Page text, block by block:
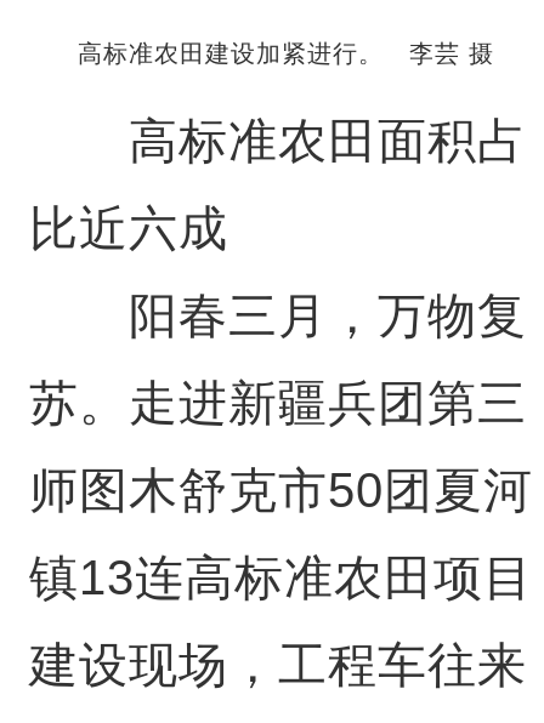
高标准农田建设加紧进行。 李芸 摄
高标准农田面积占
比近六成
阳春三月，万物复
苏。走进新疆兵团第三
师图木舒克市50团夏河
镇13连高标准农田项目
建设现场，工程车往来